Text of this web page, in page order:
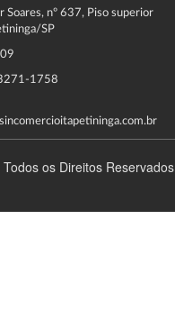
Soares, nº 637, Piso superior
SP
1758
os Direitos Reservados